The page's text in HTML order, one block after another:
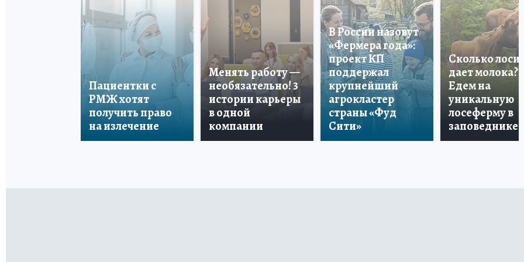
Пациентки с
РМЖ хотят
получить право
на излечение
Менять работу —
необязательно! 3
истории карьеры
в одной
компании
В России назовут
«Фермера года»:
проект КП
поддержал
крупнейший
агрокластер
страны «Фуд
Сити»
Сколько лосиха
дает молока?
Едем на
уникальную
лосеферму в
заповеднике!